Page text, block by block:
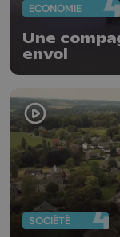
ECONOMIE
Une
envol
SOCIÉTÉ